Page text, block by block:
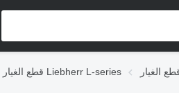
قطع الغيار Liebherr L-series